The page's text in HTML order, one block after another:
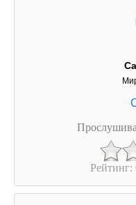
Рейтинг: